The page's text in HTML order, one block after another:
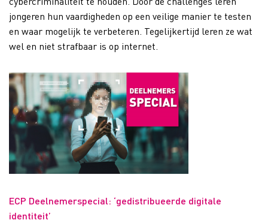
jongeren hun vaardigheden op een veilige manier te testen
en waar mogelijk te verbeteren. Tegelijkertijd leren ze wat
wel en niet strafbaar is op internet.
ECP Deelnemerspecial: ‘gedistribueerde digitale
identiteit’